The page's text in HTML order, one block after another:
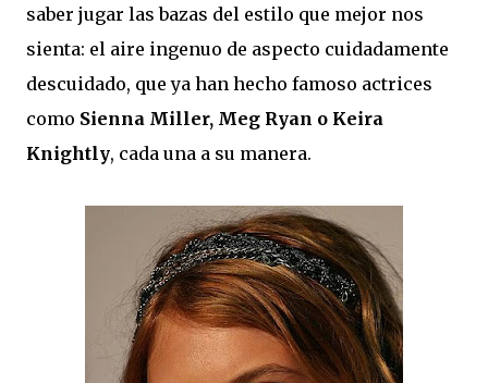
saber jugar las bazas del estilo que mejor nos
sienta: el aire ingenuo de aspecto cuidadamente
descuidado, que ya han hecho famoso actrices
como Sienna Miller, Meg Ryan o Keira
Knightly, cada una a su manera.